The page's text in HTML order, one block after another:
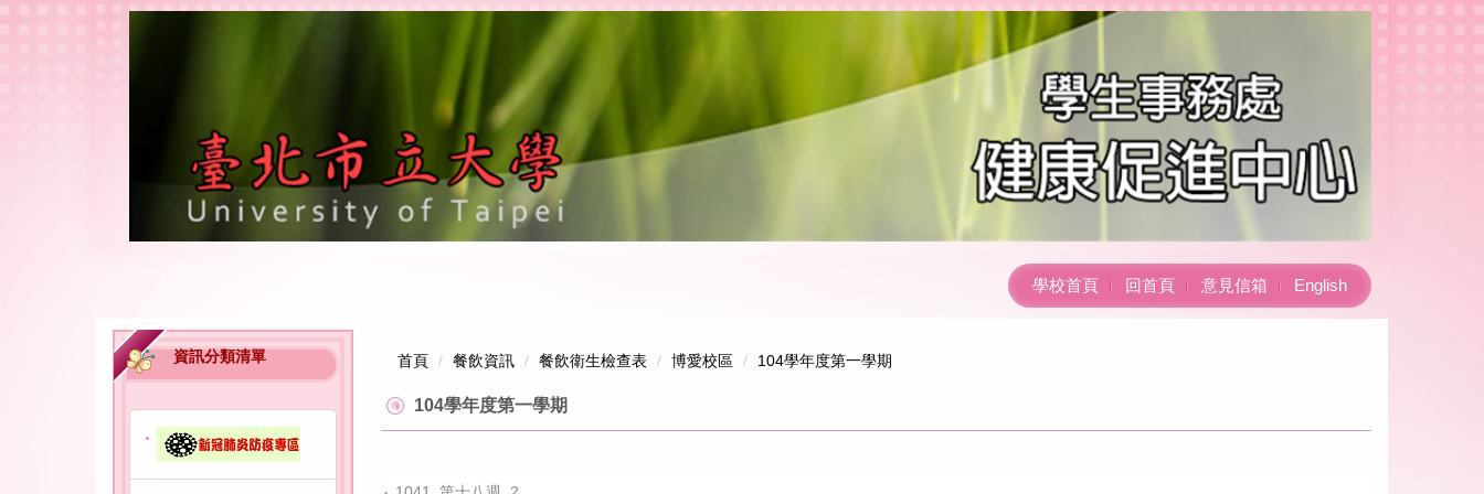
學校首頁 回首頁 意見信箱 English
資訊分類清單 首頁 餐飲資訊 餐飲衛生檢查表 博愛校區 104學年度第一學期
104學年度第一學期